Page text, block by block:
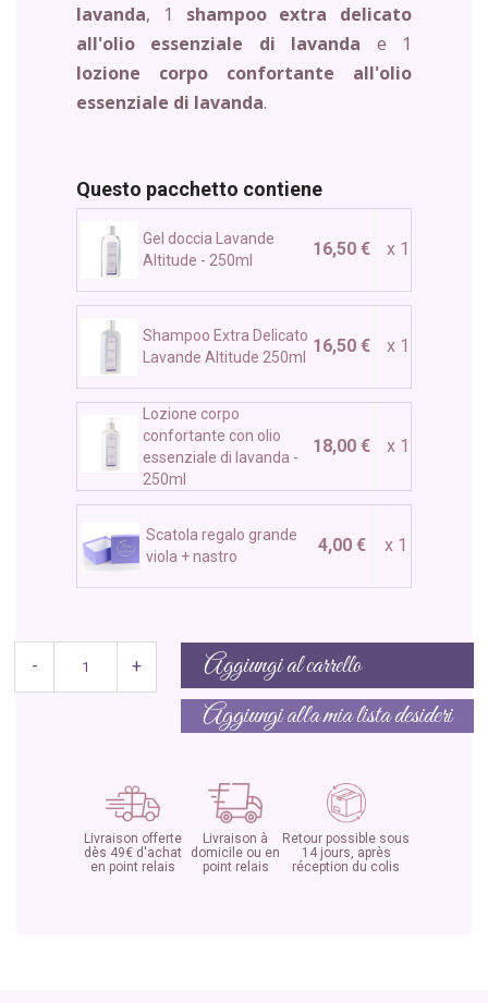
lavanda, 1 shampoo extra delicato
all'olio essenziale di lavanda e 1
lozione corpo confortante all'olio
essenziale di lavanda.
Questo pacchetto contiene
Gel doccia Lavande
Altitude - 250ml
16,50 € x 1
Shampoo Extra Delicato
Lavande Altitude 250ml
16,50 € x 1
Lozione corpo
confortante con olio
essenziale di lavanda -
250ml
18,00 € x 1
Scatola regalo grande
viola + nastro
4,00 € x 1
- + Aggiungi al carrello
Aggiungi alla mia lista desideri
Livraison offerte
dès 49€ d'achat
en point relais
Livraison à
domicile ou en
point relais
Retour possible sous
14 jours, après
réception du colis